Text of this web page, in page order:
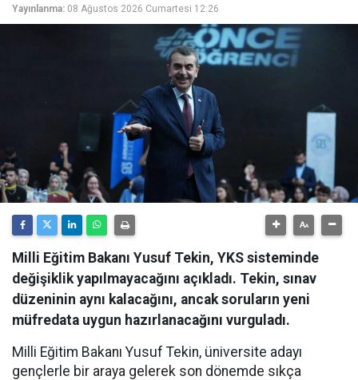
Yayınlanma: 08 Ağustos 2026 Cumartesi 12:26
Milli Eğitim Bakanı Yusuf Tekin, YKS sisteminde
değişiklik yapılmayacağını açıkladı. Tekin, sınav
düzeninin aynı kalacağını, ancak soruların yeni
müfredata uygun hazırlanacağını vurguladı.
Milli Eğitim Bakanı Yusuf Tekin, üniversite adayı
gençlerle bir araya gelerek son dönemde sıkça